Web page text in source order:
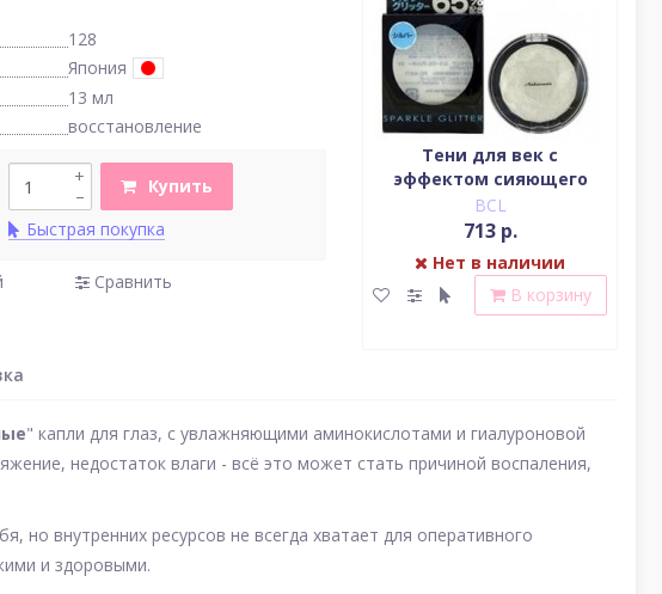
128
Япония
13 мл
восстановление
–
+
Купить
Быстрая покупка
Сравнить
подводка (цвет
насыщенный черный)
BCL
Тени для век c
эффектом сияющего
блеска (серебро)
BCL
713 р.
Нет в наличии
В корзину
" капли для глаз, с увлажняющими аминокислотами и гиалуроновой
недостаток влаги - всё это может стать причиной воспаления,
но внутренних ресурсов не всегда хватает для оперативного
и здоровыми.